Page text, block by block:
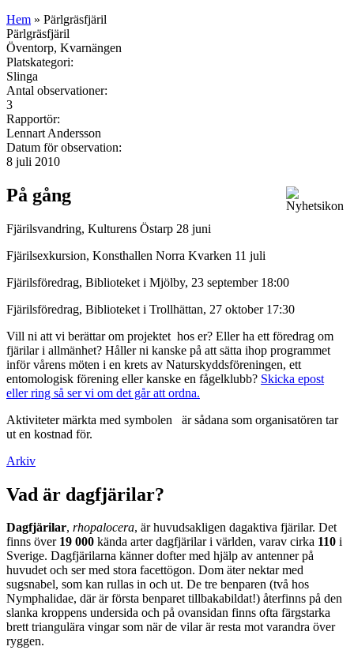
Hem » Pärlgräsfjäril
Pärlgräsfjäril
Öventorp, Kvarnängen
Platskategori:
Slinga
Antal observationer:
3
Rapportör:
Lennart Andersson
Datum för observation:
8 juli 2010
På gång
Fjärilsvandring, Kulturens Östarp 28 juni
Fjärilsexkursion, Konsthallen Norra Kvarken 11 juli
Fjärilsföredrag, Biblioteket i Mjölby, 23 september 18:00
Fjärilsföredrag, Biblioteket i Trollhättan, 27 oktober 17:30
Vill ni att vi berättar om projektet hos er? Eller ha ett föredrag om
fjärilar i allmänhet? Håller ni kanske på att sätta ihop programmet
inför vårens möten i en krets av Naturskyddsföreningen, ett
entomologisk förening eller kanske en fågelklubb? Skicka epost
eller ring så ser vi om det går att ordna.
Aktiviteter märkta med symbolen
är sådana som organisatören tar
ut en kostnad för.
Arkiv
Vad är dagfjärilar?
Dagfjärilar, rhopalocera, är huvudsakligen dagaktiva fjärilar. Det
finns över 19 000 kända arter dagfjärilar i världen, varav cirka 110 i
Sverige. Dagfjärilarna känner dofter med hjälp av antenner på
huvudet och ser med stora facettögon. Dom äter nektar med
sugsnabel, som kan rullas in och ut. De tre benparen (två hos
Nymphalidae, där är första benparet tillbakabildat!) återfinns på den
slanka kroppens undersida och på ovansidan finns ofta färgstarka
brett triangulära vingar som när de vilar är resta mot varandra över
ryggen.